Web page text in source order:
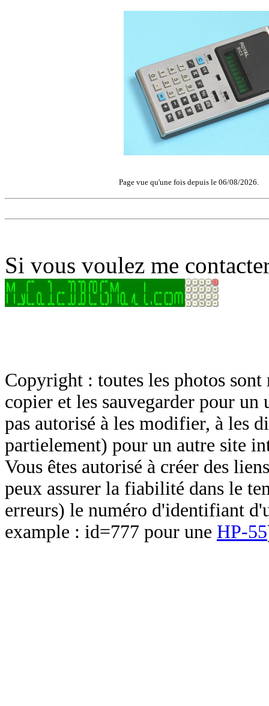
Page vue qu'une fois depuis le 06/08/2026.
Si vous voulez me
Copyright : toutes les photos sont
copier et les sauvegarder pour un
pas autorisé à les modifier, à les
partielement) pour un autre site
Vous êtes autorisé à créer des
peux assurer la fiabilité dans le
erreurs) le numéro d'identifiant
example : id=777 pour une HP-55